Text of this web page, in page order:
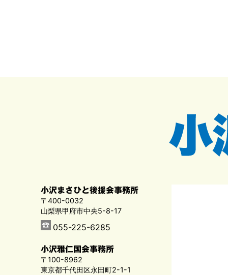
小沢まさひと後援会事務所
〒400-0032
山梨県甲府市中央5-8-17
055-225-6285
小沢雅仁国会事務所
〒100-8962
東京都千代田区永田町2-1-1